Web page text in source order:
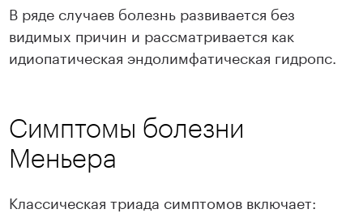
В ряде случаев болезнь развивается без
видимых причин и рассматривается как
идиопатическая эндолимфатическая гидропс.
Симптомы болезни
Меньера
Классическая триада симптомов включает: